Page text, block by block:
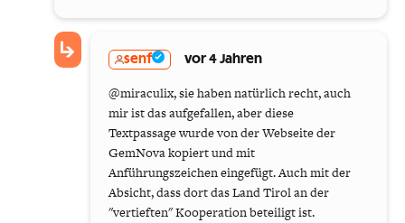
senf vor 4 Jahren
@miraculix, sie haben natürlich recht, auch
mir ist das aufgefallen, aber diese
Textpassage wurde von der Webseite der
GemNova kopiert und mit
Anführungszeichen eingefügt. Auch mit der
Absicht, dass dort das Land Tirol an der
"vertieften" Kooperation beteiligt ist.